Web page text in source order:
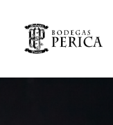
contenido